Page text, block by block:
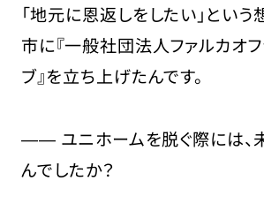
「地元に恩返しをしたい」という
市に『一般社団法人ファルカオ
ブ』を立ち上げたんです。
―― ユニホームを脱ぐ際には、
んでしたか？